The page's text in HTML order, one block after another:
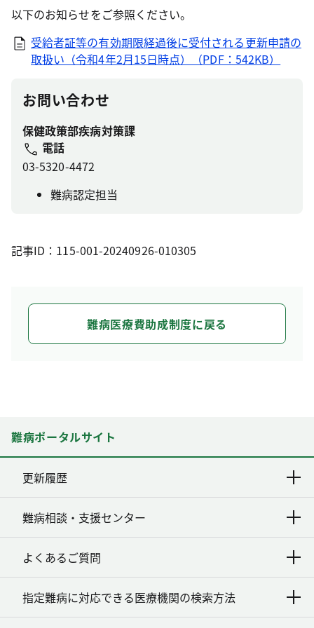
以下のお知らせをご参照ください。
受給者証等の有効期限経過後に受付される更新申請の
取扱い（令和4年2月15日時点）（PDF：542KB）
お問い合わせ
保健政策部疾病対策課
電話
03-5320-4472
難病認定担当
記事ID：115-001-20240926-010305
難病医療費助成制度に戻る
難病ポータルサイト
更新履歴
難病相談・支援センター
よくあるご質問
指定難病に対応できる医療機関の検索方法